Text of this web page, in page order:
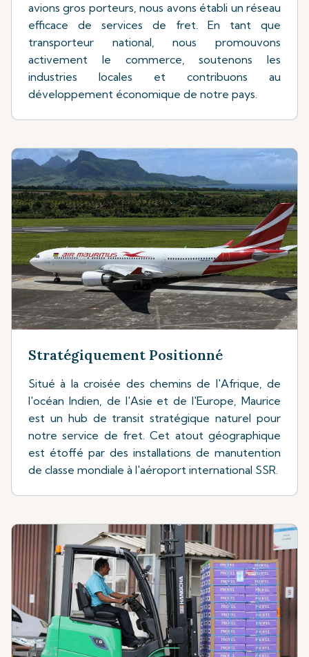
avions gros porteurs, nous avons établi un réseau
efficace de services de fret. En tant que
transporteur national, nous promouvons
activement le commerce, soutenons les
industries locales et contribuons au
développement économique de notre pays.
Stratégiquement Positionné
Situé à la croisée des chemins de l'Afrique, de
l'océan Indien, de l'Asie et de l'Europe, Maurice
est un hub de transit stratégique naturel pour
notre service de fret. Cet atout géographique
est étoffé par des installations de manutention
de classe mondiale à l'aéroport international SSR.